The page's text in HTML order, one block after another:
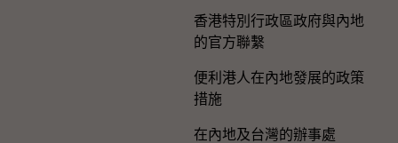
香港特別行政區政府與內地
的官方聯繫
便利港人在內地發展的政策
措施
在內地及台灣的辦事處